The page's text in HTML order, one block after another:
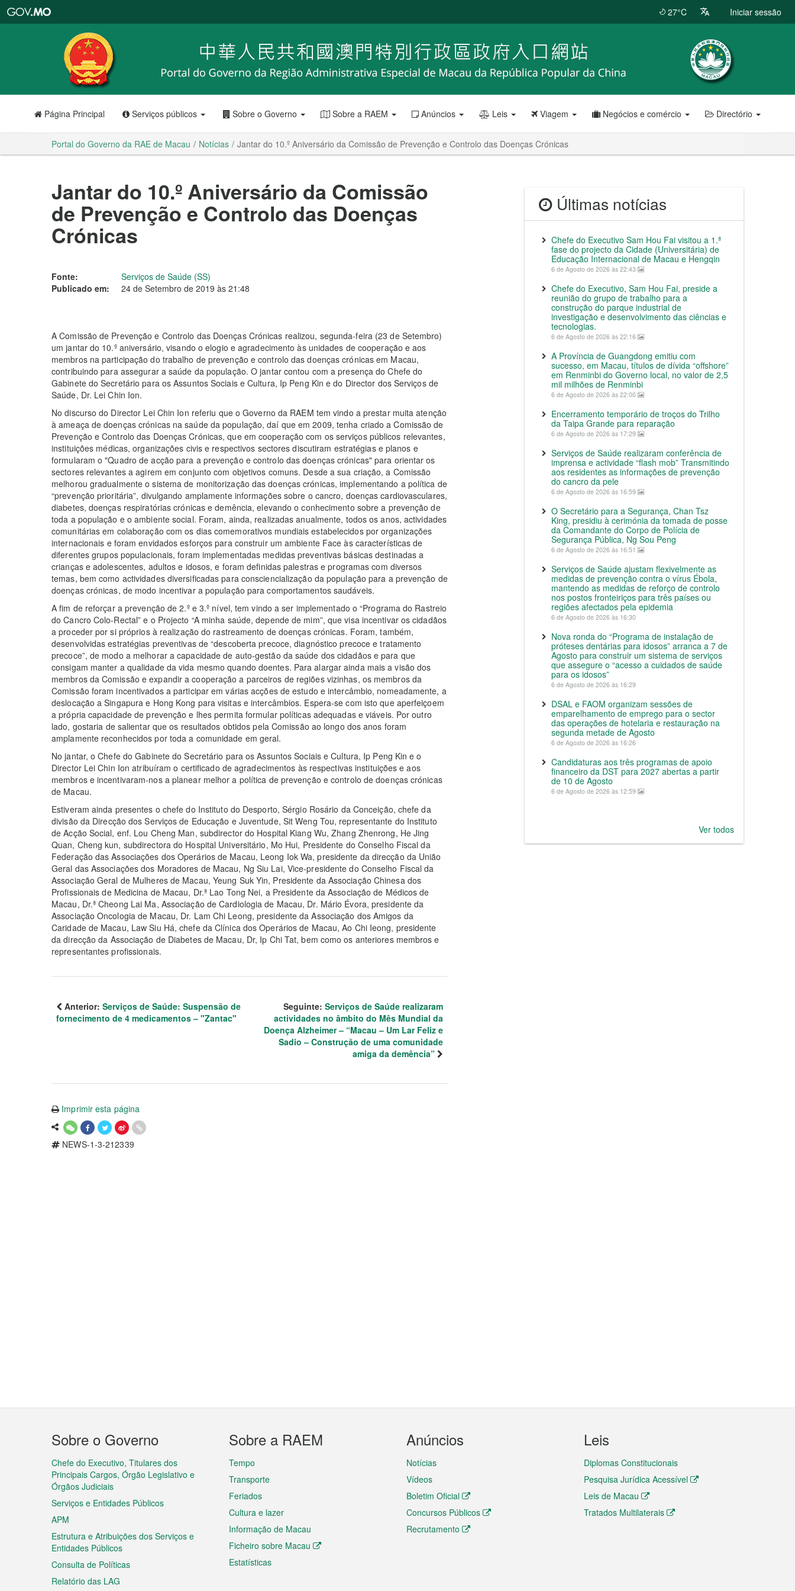
RAE
de
Macau
27°C Iniciar sessão
Página Principal Serviços públicos Sobre o Governo Sobre a RAEM Anúncios Leis Viagem Negócios e comércio Directório
Portal do Governo da RAE de Macau Notícias Jantar do 10.º Aniversário da Comissão de Prevenção e Controlo das Doenças Crónicas
Jantar do 10.º Aniversário da Comissão
de Prevenção e Controlo das Doenças
Crónicas
Fonte:
Serviços de Saúde (SS)
Publicado em:
24 de Setembro de 2019 às 21:48
A Comissão de Prevenção e Controlo das Doenças Crónicas realizou, segunda-feira (23 de Setembro)
um jantar do 10.º aniversário, visando o elogio e agradecimento às unidades de cooperação e aos
membros na participação do trabalho de prevenção e controlo das doenças crónicas em Macau,
contribuindo para assegurar a saúde da população. O jantar contou com a presença do Chefe do
Gabinete do Secretário para os Assuntos Sociais e Cultura, Ip Peng Kin e do Director dos Serviços de
Saúde, Dr. Lei Chin Ion.
No discurso do Director Lei Chin Ion referiu que o Governo da RAEM tem vindo a prestar muita atenção
à ameaça de doenças crónicas na saúde da população, daí que em 2009, tenha criado a Comissão de
Prevenção e Controlo das Doenças Crónicas, que em cooperação com os serviços públicos relevantes,
instituições médicas, organizações civis e respectivos sectores discutiram estratégias e planos e
formularam o "Quadro de acção para a prevenção e controlo das doenças crónicas" para orientar os
sectores relevantes a agirem em conjunto com objetivos comuns. Desde a sua criação, a Comissão
melhorou gradualmente o sistema de monitorização das doenças crónicas, implementando a política de
“prevenção prioritária”, divulgando amplamente informações sobre o cancro, doenças cardiovasculares,
diabetes, doenças respiratórias crónicas e demência, elevando o conhecimento sobre a prevenção de
toda a população e o ambiente social. Foram, ainda, realizadas anualmente, todos os anos, actividades
comunitárias em colaboração com os dias comemorativos mundiais estabelecidos por organizações
internacionais e foram envidados esforços para construir um ambiente Face às características de
diferentes grupos populacionais, foram implementadas medidas preventivas básicas destinadas a
crianças e adolescentes, adultos e idosos, e foram definidas palestras e programas com diversos
temas, bem como actividades diversificadas para consciencialização da população para a prevenção de
doenças crónicas, de modo incentivar a população para comportamentos saudáveis.
A fim de reforçar a prevenção de 2.º e 3.º nível, tem vindo a ser implementado o “Programa do Rastreio
do Cancro Colo-Rectal” e o Projecto “A minha saúde, depende de mim”, que visa incentivar os cidadãos
a proceder por si próprios à realização do rastreamento de doenças crónicas. Foram, também,
desenvolvidas estratégias preventivas de “descoberta precoce, diagnóstico precoce e tratamento
precoce”, de modo a melhorar a capacidade de auto-gestão da saúde dos cidadãos e para que
consigam manter a qualidade da vida mesmo quando doentes. Para alargar ainda mais a visão dos
membros da Comissão e expandir a cooperação a parceiros de regiões vizinhas, os membros da
Comissão foram incentivados a participar em várias acções de estudo e intercâmbio, nomeadamente, a
deslocação a Singapura e Hong Kong para visitas e intercâmbios. Espera-se com isto que aperfeiçoem
a própria capacidade de prevenção e lhes permita formular políticas adequadas e viáveis. Por outro
lado, gostaria de salientar que os resultados obtidos pela Comissão ao longo dos anos foram
amplamente reconhecidos por toda a comunidade em geral.
No jantar, o Chefe do Gabinete do Secretário para os Assuntos Sociais e Cultura, Ip Peng Kin e o
Director Lei Chin Ion atribuíram o certificado de agradecimentos às respectivas instituições e aos
membros e incentivaram-nos a planear melhor a política de prevenção e controlo de doenças crónicas
de Macau.
Estiveram ainda presentes o chefe do Instituto do Desporto, Sérgio Rosário da Conceição, chefe da
divisão da Direcção dos Serviços de Educação e Juventude, Sit Weng Tou, representante do Instituto
de Acção Social, enf. Lou Cheng Man, subdirector do Hospital Kiang Wu, Zhang Zhenrong, He Jing
Quan, Cheng kun, subdirectora do Hospital Universitário, Mo Hui, Presidente do Conselho Fiscal da
Federação das Associações dos Operários de Macau, Leong Iok Wa, presidente da direcção da União
Geral das Associações dos Moradores de Macau, Ng Siu Lai, Vice-presidente do Conselho Fiscal da
Associação Geral de Mulheres de Macau, Yeung Suk Yin, Presidente da Associação Chinesa dos
Profissionais de Medicina de Macau, Dr.ª Lao Tong Nei, a Presidente da Associação de Médicos de
Macau, Dr.ª Cheong Lai Ma, Associação de Cardiologia de Macau, Dr. Mário Évora, presidente da
Associação Oncologia de Macau, Dr. Lam Chi Leong, presidente da Associação dos Amigos da
Caridade de Macau, Law Siu Há, chefe da Clínica dos Operários de Macau, Ao Chi Ieong, presidente
da direcção da Associação de Diabetes de Macau, Dr, Ip Chi Tat, bem como os anteriores membros e
representantes profissionais.
Anterior: Serviços de Saúde: Suspensão de
fornecimento de 4 medicamentos – "Zantac"
Seguinte: Serviços de Saúde realizaram
actividades no âmbito do Mês Mundial da
Doença Alzheimer – “Macau – Um Lar Feliz e
Sadio – Construção de uma comunidade
amiga da demência”
Imprimir esta página
NEWS-1-3-212339
Últimas notícias
Chefe do Executivo Sam Hou Fai visitou a 1.ª
fase do projecto da Cidade (Universitária) de
Educação Internacional de Macau e Hengqin
6 de Agosto de 2026 às 22:43
Chefe do Executivo, Sam Hou Fai, preside a
reunião do grupo de trabalho para a
construção do parque industrial de
investigação e desenvolvimento das ciências e
tecnologias.
6 de Agosto de 2026 às 22:16
A Província de Guangdong emitiu com
sucesso, em Macau, títulos de dívida “offshore”
em Renminbi do Governo local, no valor de 2,5
mil milhões de Renminbi
6 de Agosto de 2026 às 22:00
Encerramento temporário de troços do Trilho
da Taipa Grande para reparação
6 de Agosto de 2026 às 17:29
Serviços de Saúde realizaram conferência de
imprensa e actividade “flash mob” Transmitindo
aos residentes as informações de prevenção
do cancro da pele
6 de Agosto de 2026 às 16:59
O Secretário para a Segurança, Chan Tsz
King, presidiu à cerimónia da tomada de posse
da Comandante do Corpo de Polícia de
Segurança Pública, Ng Sou Peng
6 de Agosto de 2026 às 16:51
Serviços de Saúde ajustam flexivelmente as
medidas de prevenção contra o vírus Ébola,
mantendo as medidas de reforço de controlo
nos postos fronteiriços para três países ou
regiões afectados pela epidemia
6 de Agosto de 2026 às 16:30
Nova ronda do “Programa de instalação de
próteses dentárias para idosos” arranca a 7 de
Agosto para construir um sistema de serviços
que assegure o “acesso a cuidados de saúde
para os idosos”
6 de Agosto de 2026 às 16:29
DSAL e FAOM organizam sessões de
emparelhamento de emprego para o sector
das operações de hotelaria e restauração na
segunda metade de Agosto
6 de Agosto de 2026 às 16:26
Candidaturas aos três programas de apoio
financeiro da DST para 2027 abertas a partir
de 10 de Agosto
6 de Agosto de 2026 às 12:59
Ver todos
Menu
do
rodapé
Sobre o Governo
Chefe do Executivo, Titulares dos
Principais Cargos, Órgão Legislativo e
Órgãos Judiciais
Serviços e Entidades Públicos
APM
Estrutura e Atribuições dos Serviços e
Entidades Públicos
Consulta de Políticas
Relatório das LAG
Sobre a RAEM
Tempo
Transporte
Feriados
Cultura e lazer
Informação de Macau
Ficheiro sobre Macau
Estatísticas
Anúncios
Notícias
Vídeos
Boletim Oficial
Concursos Públicos
Recrutamento
Leis
Diplomas Constitucionais
Pesquisa Jurídica Acessível
Leis de Macau
Tratados Multilaterais